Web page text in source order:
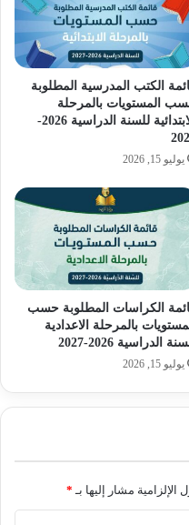
الكتب المدرسية المطلوبة
المستويات بالمرحلة
الابتدائية للسنة الدراسية 2026-
يوليو 15, 2026
الكراسات المطلوبة حسب
بالمرحلة الاعدادية
الدراسية 2026-2027
يوليو 15, 2026
الإلزامية مشار إليها بـ *